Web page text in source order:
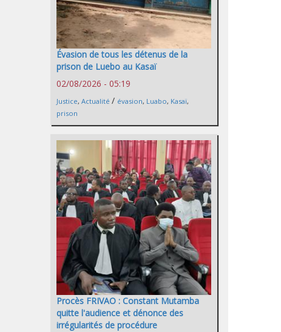
Évasion de tous les détenus de la
prison de Luebo au Kasaï
02/08/2026 - 05:19
Justice, Actualité / évasion, Luabo, Kasaï,
prison
Procès FRIVAO : Constant Mutamba
quitte l'audience et dénonce des
irrégularités de procédure